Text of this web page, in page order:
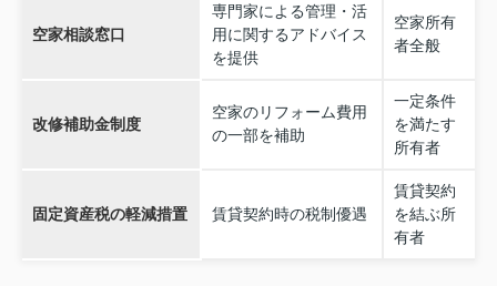
空家相談窓口
専門家による管理・活
用に関するアドバイス
を提供
空家所有
者全般
改修補助金制度
空家のリフォーム費用
の一部を補助
一定条件
を満たす
所有者
固定資産税の軽減措置 賃貸契約時の税制優遇
賃貸契約
を結ぶ所
有者